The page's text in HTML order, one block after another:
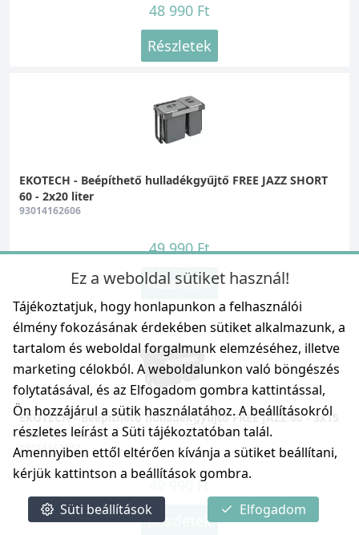
48 990 Ft
Részletek
EKOTECH - Beépíthető hulladékgyűjtő FREE JAZZ SHORT
60 - 2x20 liter
93014162606
49 990 Ft
Részletek
EKOTECH - Beépíthető hulladékgyűjtő FREE JAZZ 60 - 3x15
liter+1x7 liter
93014162602
49 990 Ft
Részletek
Ez a weboldal sütiket használ!
Tájékoztatjuk, hogy honlapunkon a felhasználói
élmény fokozásának érdekében sütiket alkalmazunk, a
tartalom és weboldal forgalmunk elemzéséhez, illetve
marketing célokból. A weboldalunkon való böngészés
folytatásával, és az Elfogadom gombra kattintással,
Ön hozzájárul a sütik használatához. A beállításokról
részletes leírást a Süti tájékoztatóban talál.
Amennyiben ettől eltérően kívánja a sütiket beállítani,
kérjük kattintson a beállítások gombra.
Süti beállítások Elfogadom